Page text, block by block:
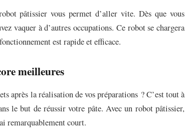
pâtissier vous permet d’aller vite. Dès que vous
vaquer à d’autres occupations. Ce robot se chargera
est rapide et efficace.
meilleures
après la réalisation de vos préparations ? C’est tout à
le but de réussir votre pâte. Avec un robot pâtissier,
remarquablement court.